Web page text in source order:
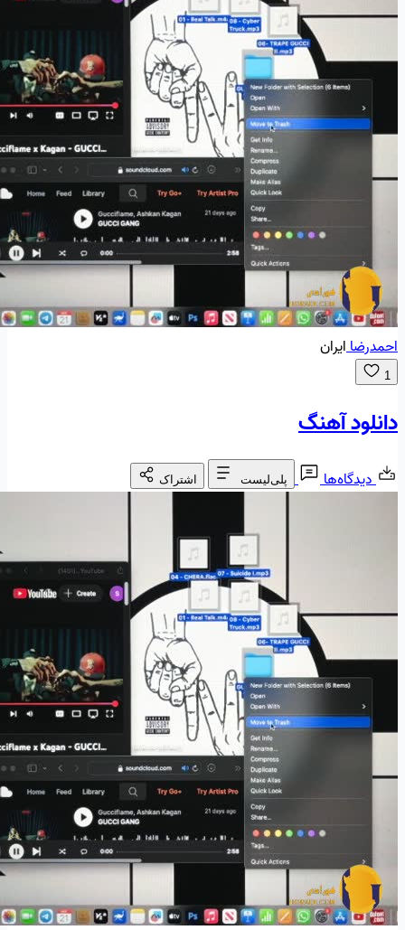
احمدرضاایران
1
دانلود آهنگ
دیدگاه‌ها پلی‌لیست اشتراک